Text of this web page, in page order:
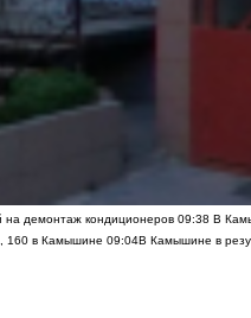
демонтаж кондиционеров 09:38 В
160 в Камышине 09:04В Камышине в